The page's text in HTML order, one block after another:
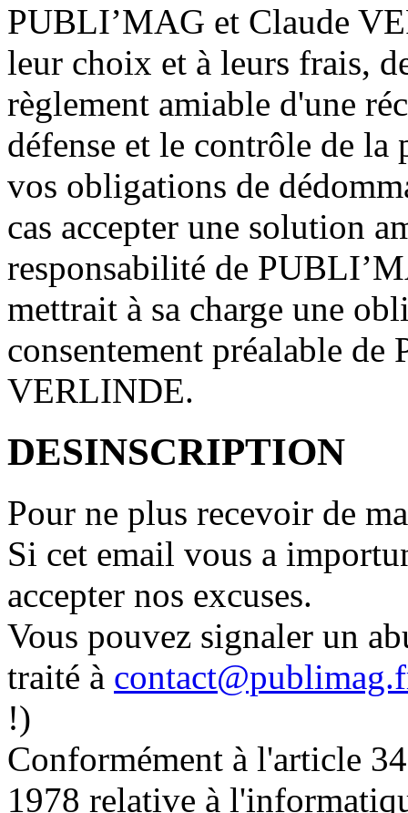
PUBLI’MAG et Claude
leur choix et à leurs frais,
règlement amiable d'une
défense et le contrôle de la
vos obligations de
cas accepter une solution
responsabilité de
mettrait à sa charge une
consentement préalable
VERLINDE.
DESINSCRIPTION
Pour ne plus recevoir de
Si cet email vous a
accepter nos excuses.
Vous pouvez signaler un
traité à
!)
Conformément à l'article
1978 relative à